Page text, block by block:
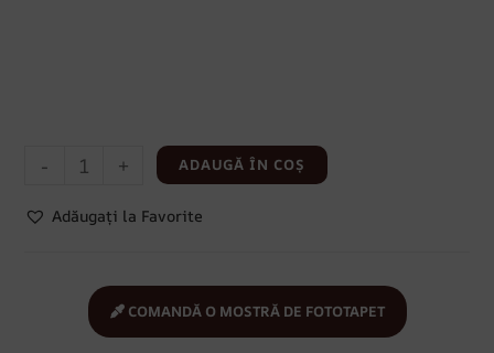
- + ADAUGĂ ÎN COȘ
Adăugați la Favorite
COMANDĂ O MOSTRĂ DE FOTOTAPET